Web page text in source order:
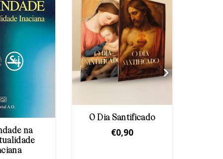
na
O Dia Santificado
€0,90